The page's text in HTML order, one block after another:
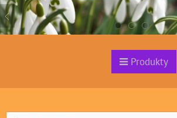
Produkty